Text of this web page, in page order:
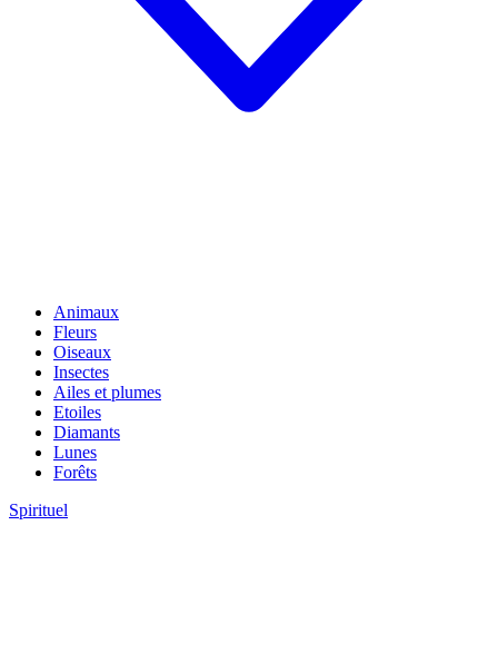
Animaux
Fleurs
Oiseaux
Insectes
Ailes et plumes
Etoiles
Diamants
Lunes
Forêts
Spirituel